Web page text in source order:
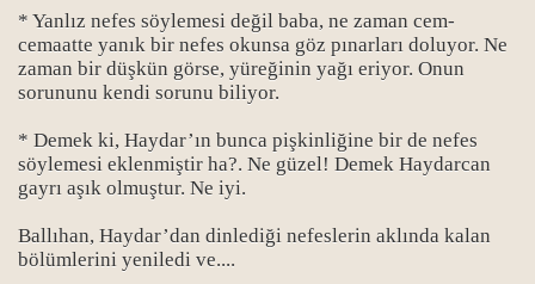
* Yanlız nefes söylemesi değil baba, ne zaman cem-
cemaatte yanık bir nefes okunsa göz pınarları doluyor. Ne
zaman bir düşkün görse, yüreğinin yağı eriyor. Onun
sorununu kendi sorunu biliyor.
* Demek ki, Haydar’ın bunca pişkinliğine bir de nefes
söylemesi eklenmiştir ha?. Ne güzel! Demek Haydarcan
gayrı aşık olmuştur. Ne iyi.
Ballıhan, Haydar’dan dinlediği nefeslerin aklında kalan
bölümlerini yeniledi ve....